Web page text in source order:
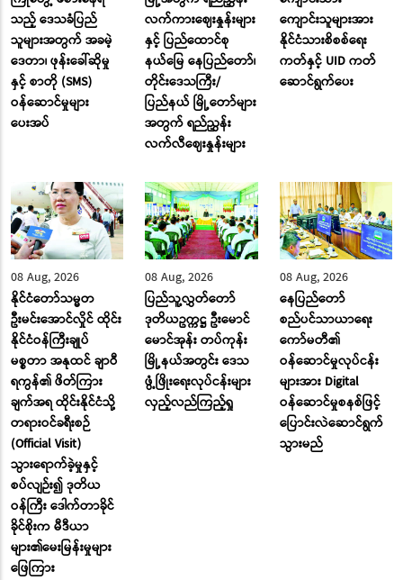
သည့် ဒေသခံပြည်
သူများအတွက် အခမဲ့
ဒေတာ၊ ဖုန်းခေါ်ဆိုမှု
နှင့် စာတို (SMS)
ဝန်ဆောင်မှုများ
ပေးအပ်
လက်ကားဈေးနှုန်းများ
နှင့် ပြည်ထောင်စု
နယ်မြေ နေပြည်တော်၊
တိုင်းဒေသကြီး/
ပြည်နယ် မြို့တော်များ
အတွက် ရည်ညွှန်း
လက်လီဈေးနှုန်းများ
ကျောင်းသူများအား
နိုင်ငံသားစိစစ်ရေး
ကတ်နှင့် UID ကတ်
ဆောင်ရွက်ပေး
08 Aug, 2026
နိုင်ငံတော်သမ္မတ
ဦးမင်းအောင်လှိုင် ထိုင်း
နိုင်ငံဝန်ကြီးချုပ်
မစ္စတာ အနုထင် ချာဝီ
ရကွန်၏ ဖိတ်ကြား
ချက်အရ ထိုင်းနိုင်ငံသို့
တရားဝင်ခရီးစဉ်
(Official Visit)
သွားရောက်ခဲ့မှုနှင့်
စပ်လျဉ်း၍ ဒုတိယ
ဝန်ကြီး ဒေါက်တာခိုင်
ခိုင်စိုးက မီဒီယာ
များ၏မေးမြန်းမှုများ
ဖြေကြား
08 Aug, 2026
ပြည်သူ့လွှတ်တော်
ဒုတိယဥက္ကဋ္ဌ ဦးမောင်
မောင်အုန်း တပ်ကုန်း
မြို့နယ်အတွင်း ဒေသ
ဖွံ့ဖြိုးရေးလုပ်ငန်းများ
လှည့်လည်ကြည့်ရှု
08 Aug, 2026
နေပြည်တော်
စည်ပင်သာယာရေး
ကော်မတီ၏
ဝန်ဆောင်မှုလုပ်ငန်း
များအား Digital
ဝန်ဆောင်မှုစနစ်ဖြင့်
ပြောင်းလဲဆောင်ရွက်
သွားမည်